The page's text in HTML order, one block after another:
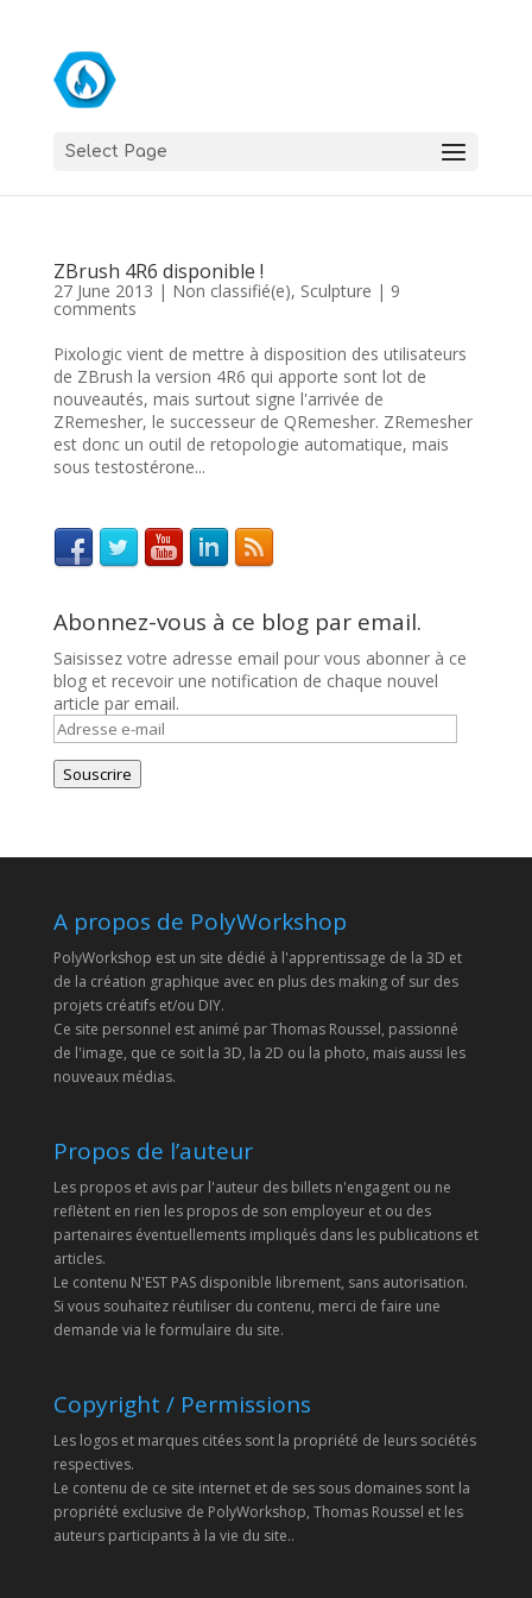
Select Page
ZBrush 4R6 disponible !
27 June 2013 | Non classifié(e), Sculpture | 9
comments
Pixologic vient de mettre à disposition des utilisateurs
de ZBrush la version 4R6 qui apporte sont lot de
nouveautés, mais surtout signe l'arrivée de
ZRemesher, le successeur de QRemesher. ZRemesher
est donc un outil de retopologie automatique, mais
sous testostérone...
Abonnez-vous à ce blog par email.
Saisissez votre adresse email pour vous abonner à ce
blog et recevoir une notification de chaque nouvel
article par email.
Adresse
e-
mail
Souscrire
A propos de PolyWorkshop
PolyWorkshop est un site dédié à l'apprentissage de la 3D et
de la création graphique avec en plus des making of sur des
projets créatifs et/ou DIY.
Ce site personnel est animé par Thomas Roussel, passionné
de l'image, que ce soit la 3D, la 2D ou la photo, mais aussi les
nouveaux médias.
Propos de l’auteur
Les propos et avis par l'auteur des billets n'engagent ou ne
reflètent en rien les propos de son employeur et ou des
partenaires éventuellements impliqués dans les publications et
articles.
Le contenu N'EST PAS disponible librement, sans autorisation.
Si vous souhaitez réutiliser du contenu, merci de faire une
demande via le formulaire du site.
Copyright / Permissions
Les logos et marques citées sont la propriété de leurs sociétés
respectives.
Le contenu de ce site internet et de ses sous domaines sont la
propriété exclusive de PolyWorkshop, Thomas Roussel et les
auteurs participants à la vie du site..